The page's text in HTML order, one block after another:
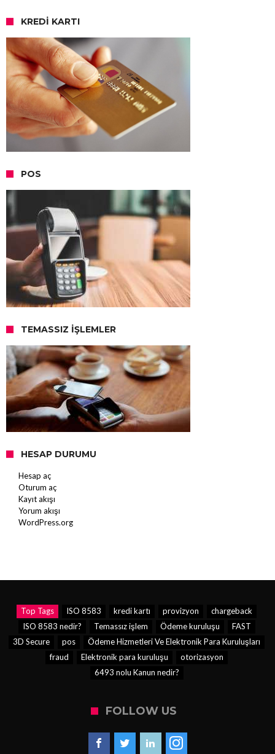
KREDI KARTI
POS
TEMASSIZ İŞLEMLER
HESAP DURUMU
Hesap aç
Oturum aç
Kayıt akışı
Yorum akışı
WordPress.org
Top Tags ISO 8583 kredi kartı provizyon
chargeback
ISO 8583 nedir?
Temassız işlem Ödeme kuruluşu
FAST
3D Secure
pos
Ödeme Hizmetleri Ve Elektronik Para Kuruluşları
fraud
Elektronik para kuruluşu
otorizasyon
6493 nolu Kanun nedir?
FOLLOW US